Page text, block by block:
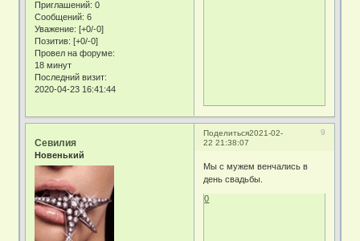
Приглашений: 0
Сообщений: 6
Уважение: [+0/-0]
Позитив: [+0/-0]
Провел на форуме:
18 минут
Последний визит:
2020-04-23 16:41:44
Поделиться 9
2021-02-
22 21:38:07
Севилия
Новенький
Мы с мужем венчались в
день свадьбы.
0